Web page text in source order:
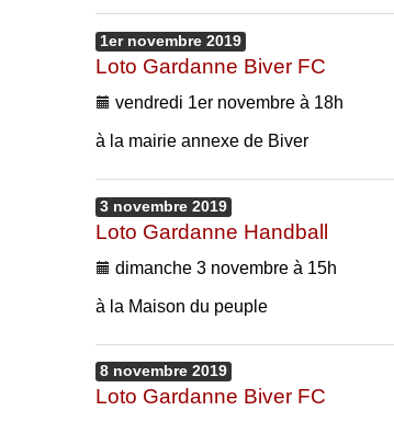
1er novembre 2019
Loto Gardanne Biver FC
vendredi 1er novembre à 18h
à la mairie annexe de Biver
3 novembre 2019
Loto Gardanne Handball
dimanche 3 novembre à 15h
à la Maison du peuple
8 novembre 2019
Loto Gardanne Biver FC